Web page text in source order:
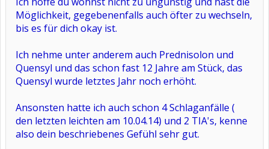
Möglichkeit, gegebenenfalls auch öfter zu wechseln,
bis es für dich okay ist.
Ich nehme unter anderem auch Prednisolon und
Quensyl und das schon fast 12 Jahre am Stück, das
Quensyl wurde letztes Jahr noch erhöht.
Ansonsten hatte ich auch schon 4 Schlaganfälle (
den letzten leichten am 10.04.14) und 2 TIA's, kenne
also dein beschriebenes Gefühl sehr gut.